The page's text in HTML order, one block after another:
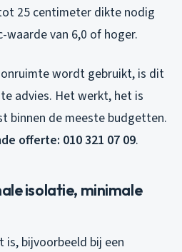
25 centimeter dikte nodig
waarde van 6,0 of hoger.
wordt gebruikt, is dit
advies. Het werkt, het is
binnen de meeste budgetten.
offerte: 010 321 07 09.
isolatie, minimale
is, bijvoorbeeld bij een